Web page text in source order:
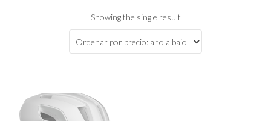
Showing the single result